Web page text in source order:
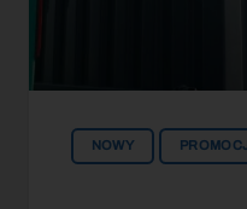
NOWY